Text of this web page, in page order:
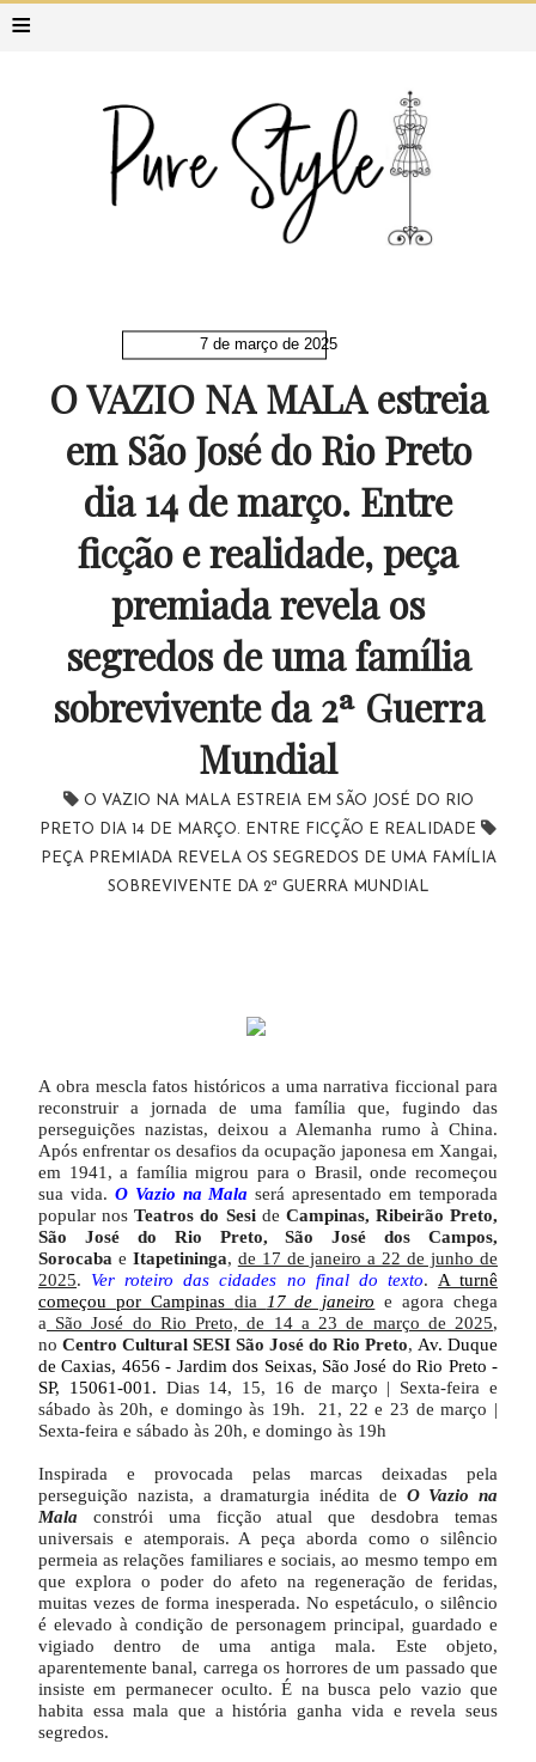
≡
7 de março de 2025
O VAZIO NA MALA estreia
em São José do Rio Preto
dia 14 de março. Entre
ficção e realidade, peça
premiada revela os
segredos de uma família
sobrevivente da 2ª Guerra
Mundial
O VAZIO NA MALA ESTREIA EM SÃO JOSÉ DO RIO
PRETO DIA 14 DE MARÇO. ENTRE FICÇÃO E REALIDADE
PEÇA PREMIADA REVELA OS SEGREDOS DE UMA FAMÍLIA
SOBREVIVENTE DA 2ª GUERRA MUNDIAL
A obra mescla fatos históricos a uma narrativa ficcional para
reconstruir a jornada de uma família que, fugindo das
perseguições nazistas, deixou a Alemanha rumo à China.
Após enfrentar os desafios da ocupação japonesa em Xangai,
em 1941, a família migrou para o Brasil, onde recomeçou
sua vida. O Vazio na Mala será apresentado em temporada
popular nosTeatros do Sesi de Campinas, Ribeirão Preto,
São José do Rio Preto, São José dos Campos,
Sorocaba e Itapetininga, de 17 de janeiro a 22 de junho de
2025. Ver roteiro das cidades no final do texto. A turnê
começou por Campinas dia 17 de janeiro e agora chega
a São José do Rio Preto, de 14 a 23 de março de 2025,
no Centro Cultural SESI São José do Rio Preto, Av. Duque
de Caxias, 4656 - Jardim dos Seixas, São José do Rio Preto -
SP, 15061-001. Dias 14, 15, 16 de março | Sexta-feira e
sábado às 20h, e domingo às 19h. 21, 22 e 23 de março |
Sexta-feira e sábado às 20h, e domingo às 19h
Inspirada e provocada pelas marcas deixadas pela
perseguição nazista, a dramaturgia inédita de O Vazio na
Mala constrói uma ficção atual que desdobra temas
universais e atemporais. A peça aborda como o silêncio
permeia as relações familiares e sociais, ao mesmo tempo em
que explora o poder do afeto na regeneração de feridas,
muitas vezes de forma inesperada. No espetáculo, o silêncio
é elevado à condição de personagem principal, guardado e
vigiado dentro de uma antiga mala. Este objeto,
aparentemente banal, carrega os horrores de um passado que
insiste em permanecer oculto. É na busca pelo vazio que
habita essa mala que a história ganha vida e revela seus
segredos.